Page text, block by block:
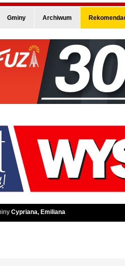
Gminy Archiwum
Cypriana, Emiliana